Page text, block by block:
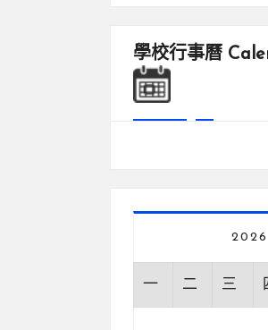
學校行事曆
2026
一 二 三